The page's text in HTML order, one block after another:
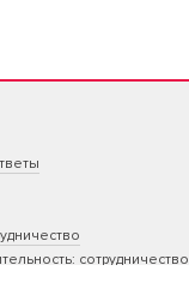
сотрудничество